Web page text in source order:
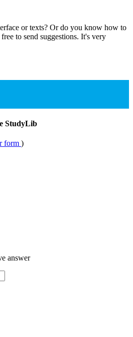
or texts? Or do you know how to
to send suggestions. It's very
StudyLib
form )
answer